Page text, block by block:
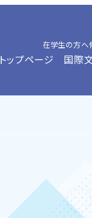
トップページ 国際
在学生の方へ